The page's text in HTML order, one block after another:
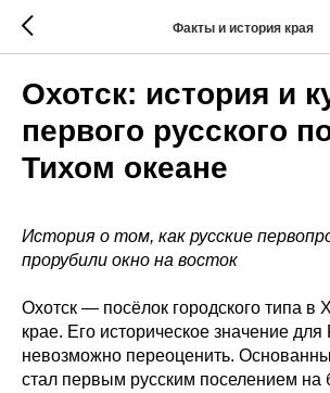
Факты и история края
Охотск: история и
первого русского
Тихом океане
История о том, как русские
прорубили окно на восток
Охотск — посёлок городского типа в
крае. Его историческое значение для
невозможно переоценить.
стал первым русским поселением на